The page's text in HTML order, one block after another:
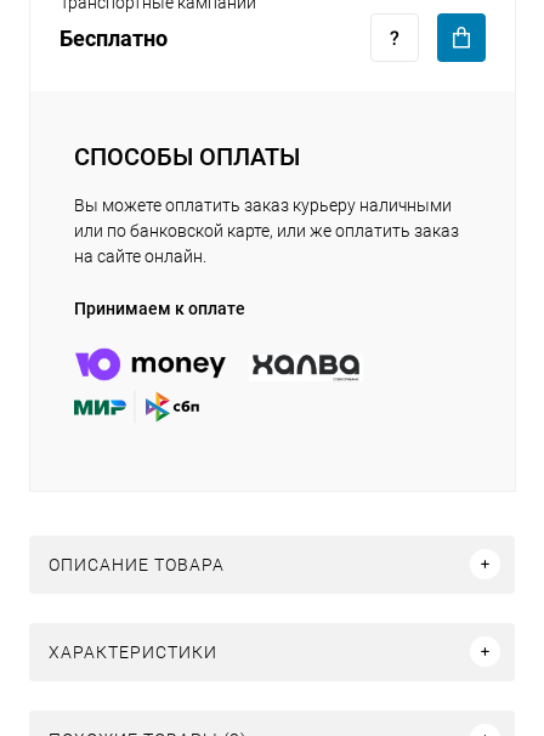
Бесплатно
СПОСОБЫ ОПЛАТЫ
Вы можете оплатить заказ курьеру наличными
или по банковской карте, или же оплатить заказ
на сайте онлайн.
Принимаем к оплате
ОПИСАНИЕ ТОВАРА
ХАРАКТЕРИСТИКИ